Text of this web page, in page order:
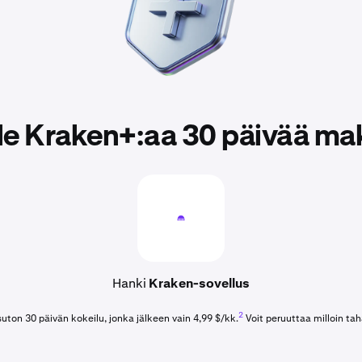
Kraken+:aa 30 päivää
Hanki Kraken-sovellus
30 päivän kokeilu, jonka jälkeen vain 4,99 $/kk.2 Voit peruuttaa milloin